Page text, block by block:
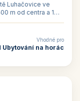
Luhačovice ve
m od centra a 1
Vhodné pro
Ubytování na horác